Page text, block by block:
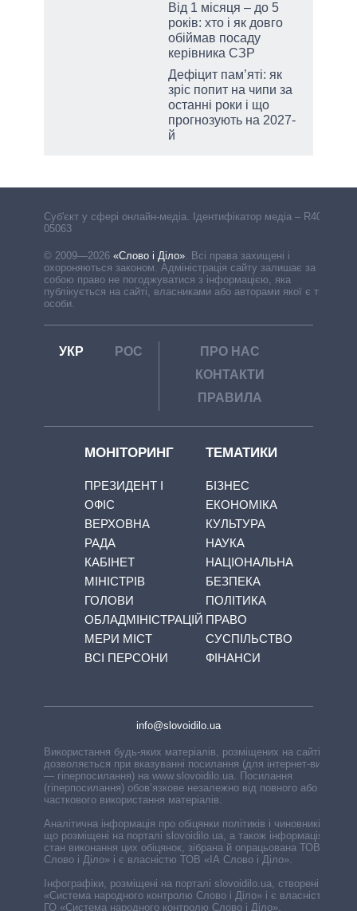
Від 1 місяця – до 5
років: хто і як довго
обіймав посаду
керівника СЗР
Дефіцит пам’яті: як
зріс попит на чипи за
останні роки і що
прогнозують на 2027-
й
Cуб'єкт у сфері онлайн-медіа. Ідентифікатор медіа – R40-
05063
© 2009—2026 «Слово і Діло». Всі права захищені і
охороняються законом. Адміністрація сайту залишає за
собою право не погоджуватися з інформацією, яка
публікується на сайті, власниками або авторами якої є треті
особи.
УКР РОС
ПРО НАС
КОНТАКТИ
ПРАВИЛА
МОНІТОРИНГ
ПРЕЗИДЕНТ І
ОФІС
ВЕРХОВНА
РАДА
КАБІНЕТ
МІНІСТРІВ
ГОЛОВИ
ОБЛАДМІНІСТРАЦІЙ
МЕРИ МІСТ
ВСІ ПЕРСОНИ
ТЕМАТИКИ
БІЗНЕС
ЕКОНОМІКА
КУЛЬТУРА
НАУКА
НАЦІОНАЛЬНА
БЕЗПЕКА
ПОЛІТИКА
ПРАВО
СУСПІЛЬСТВО
ФІНАНСИ
info@slovoidilo.ua
Використання будь-яких матеріалів, розміщених на сайті,
дозволяється при вказуванні посилання (для інтернет-видань
— гіперпосилання) на www.slovoidilo.ua. Посилання
(гіперпосилання) обов’язкове незалежно від повного або
часткового використання матеріалів.
Аналітична інформація про обіцянки політиків і чиновників,
що розміщені на порталі slovoidilo.ua, а також інформація про
стан виконання цих обіцянок, зібрана й опрацьована ТОВ «ІА
Слово і Діло» і є власністю ТОВ «ІА Слово і Діло».
Інфографіки, розміщені на порталі slovoidilo.ua, створені ГО
«Система народного контролю Слово і Діло» і є власністю
ГО «Система народного контролю Слово і Діло».